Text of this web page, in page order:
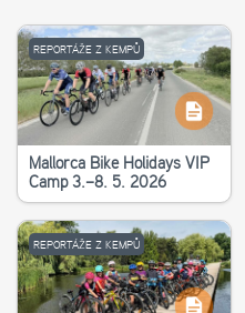
REPORTÁŽE Z KEMPŮ
Mallorca Bike Holidays VIP
Camp 3.–8. 5. 2026
REPORTÁŽE Z KEMPŮ